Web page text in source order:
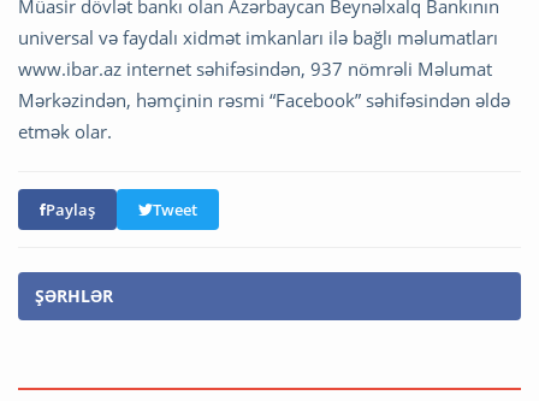
Müasir dövlət bankı olan Azərbaycan Beynəlxalq Bankının
universal və faydalı xidmət imkanları ilə bağlı məlumatları
www.ibar.az internet səhifəsindən, 937 nömrəli Məlumat
Mərkəzindən, həmçinin rəsmi “Facebook” səhifəsindən əldə
etmək olar.
Paylaş Tweet
ŞƏRHLƏR